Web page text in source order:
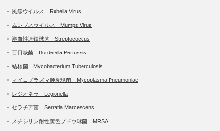
風疹ウイルス Rubella Virus
ムンプスウイルス Mumps Virus
溶血性連鎖球菌 Streptococcus
百日咳菌 Bordetella Pertussis
結核菌 Mycobacterium Tuberculosis
マイコプラズマ肺炎球菌 Mycoplasma Pneumoniae
レジオネラ Legionella
セラチア菌 Serratia Marcescens
メチシリン耐性黄色ブドウ球菌 MRSA